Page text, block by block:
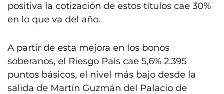
positiva la cotización de estos títulos cae 30%
en lo que va del año.
A partir de esta mejora en los bonos
soberanos, el Riesgo País cae 5,6% 2.395
puntos básicos, el nivel más bajo desde la
salida de Martín Guzmán del Palacio de